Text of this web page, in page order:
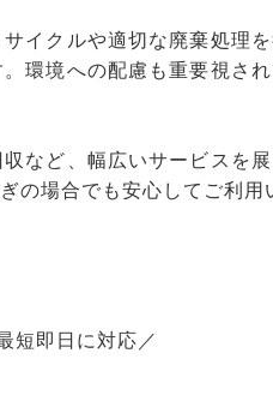
イクルや適切な廃棄処理
環境への配慮も重要視さ
など、幅広いサービスを
の場合でも安心してご利用
短即日に対応／